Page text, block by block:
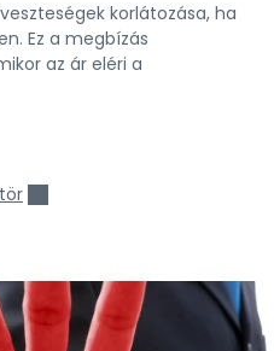
korlátozása, ha
Ez a megbízás
az ár eléri a